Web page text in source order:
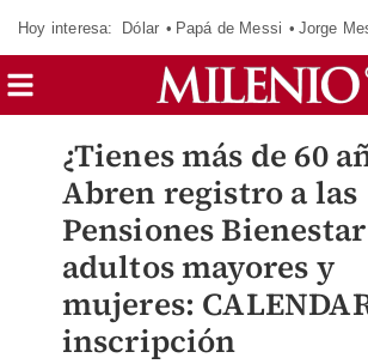
Hoy interesa: Dólar Papá de Messi Jorge
¿Tienes más de 60
Abren registro a las
Pensiones
adultos mayores y
mujeres:
inscripción